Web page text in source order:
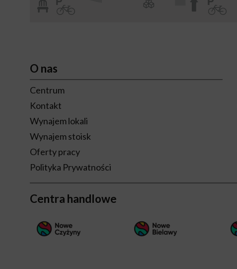
O nas
Centrum
Kontakt
Wynajem lokali
Wynajem stoisk
Oferty pracy
Polityka Prywatności
Centra handlowe